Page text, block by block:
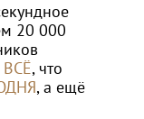
20 000
ВСЁ, что
, а ещё